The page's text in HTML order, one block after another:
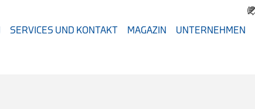
SERVICES UND KONTAKT MAGAZIN UNTERNEHMEN